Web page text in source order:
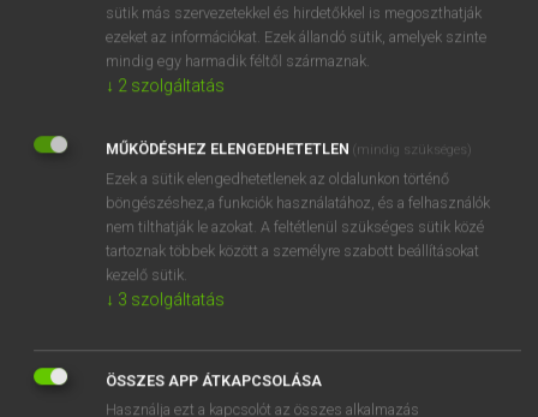
belépek.
REGISZTRÁCIÓ
EURÓPAI UNIÓS TERMINOLÓGIAI SZÓTÁR
Kapcsolódó anyagok
Selbstinspektion
Selbstkostenpreis
sütik más szervezetekkel és hirdetőkkel is megoszthatják
ezeket az információkat. Ezek állandó sütik, amelyek szinte
mindig egy harmadik féltől származnak.
↓ 2 szolgáltatás
MŰKÖDÉSHEZ ELENGEDHETETLEN (mindig szükséges)
Ezek a sütik elengedhetetlenek az oldalunkon történő
böngészéshez,a funkciók használatához, és a felhasználók
nem tilthatják le azokat. A feltétlenül szükséges sütik közé
tartoznak többek között a személyre szabott beállításokat
kezelő sütik.
↓ 3 szolgáltatás
ÖSSZES APP ÁTKAPCSOLÁSA
Használja ezt a kapcsolót az összes alkalmazás